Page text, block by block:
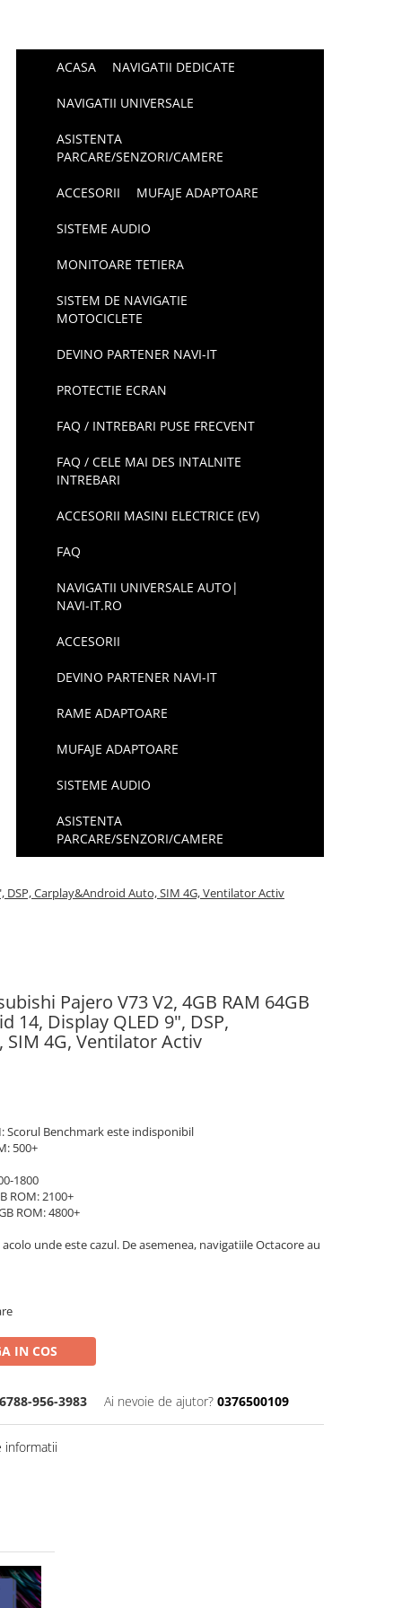
ACASA NAVIGATII DEDICATE
NAVIGATII UNIVERSALE
ASISTENTA
PARCARE/SENZORI/CAMERE
ACCESORII MUFAJE ADAPTOARE
SISTEME AUDIO
MONITOARE TETIERA
SISTEM DE NAVIGATIE
MOTOCICLETE
DEVINO PARTENER NAVI-IT
PROTECTIE ECRAN
FAQ / INTREBARI PUSE FRECVENT
FAQ / CELE MAI DES INTALNITE
INTREBARI
ACCESORII MASINI ELECTRICE (EV)
FAQ
NAVIGATII UNIVERSALE AUTO|
NAVI-IT.RO
ACCESORII
DEVINO PARTENER NAVI-IT
RAME ADAPTOARE
MUFAJE ADAPTOARE
SISTEME AUDIO
ASISTENTA
PARCARE/SENZORI/CAMERE
DSP, Carplay&Android Auto, SIM 4G, Ventilator Activ
Pajero V73 V2, 4GB RAM 64GB
14, Display QLED 9", DSP,
4G, Ventilator Activ
Scorul Benchmark este indisponibil
500+
1800
ROM: 2100+
ROM: 4800+
unde este cazul. De asemenea, navigatiile Octacore au
IN COS
956-3983 Ai nevoie de ajutor? 0376500109
informatii